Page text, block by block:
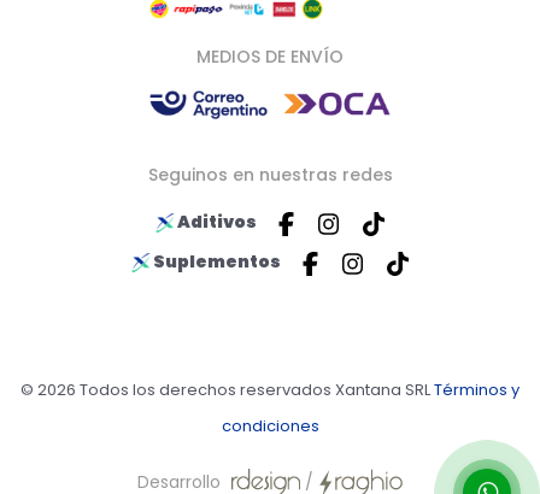
MEDIOS DE ENVÍO
Seguinos en nuestras redes
Aditivos
Suplementos
© 2026 Todos los derechos reservados Xantana SRLTérminos y
condiciones
Desarrollo /